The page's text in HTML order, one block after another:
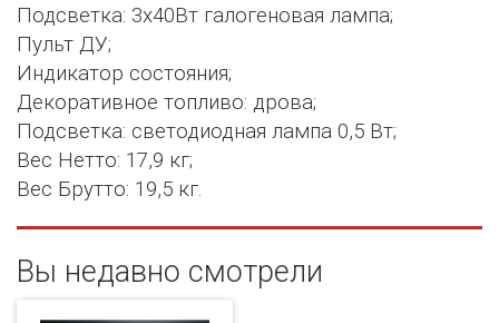
Подсветка: 3х40Вт галогеновая лампа;
Пульт ДУ;
Индикатор состояния;
Декоративное топливо: дрова;
Подсветка: светодиодная лампа 0,5 Вт;
Вес Нетто: 17,9 кг;
Вес Брутто: 19,5 кг.
Вы недавно смотрели